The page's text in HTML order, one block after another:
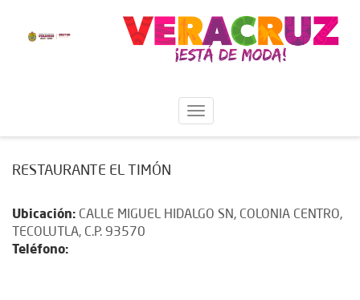
RESTAURANTE EL TIMÓN
Ubicación: CALLE MIGUEL HIDALGO SN, COLONIA CENTRO,
TECOLUTLA, C.P. 93570
Teléfono: